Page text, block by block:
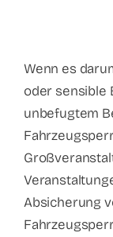
Wenn es
oder sensible
unbefugtem
Absicherung